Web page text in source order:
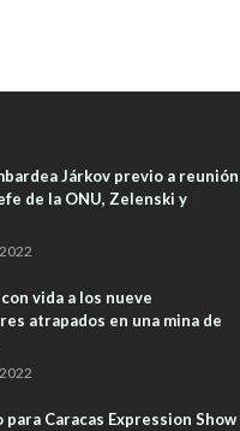
Járkov previo a reunión
de la ONU, Zelenski y
vida a los nueve
atrapados en una mina de
Caracas Expression Show